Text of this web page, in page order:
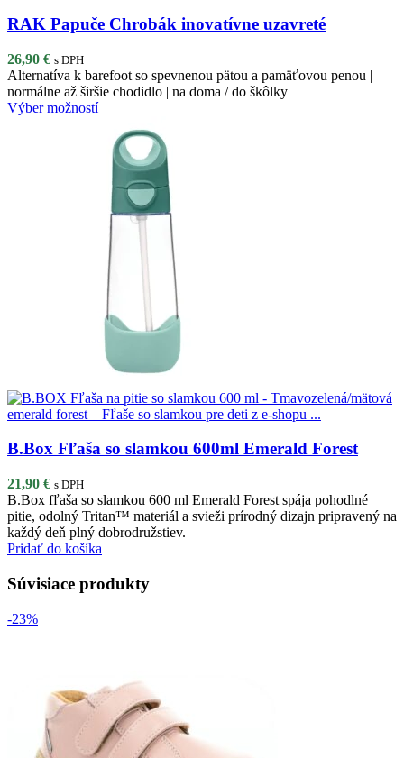
RAK Papuče Chrobák inovatívne uzavreté
26,90 € s DPH
Alternatíva k barefoot so spevnenou pätou a pamäťovou penou |
normálne až širšie chodidlo | na doma / do škôlky
Výber možností
B.Box Fľaša so slamkou 600ml Emerald Forest
21,90 € s DPH
B.Box fľaša so slamkou 600 ml Emerald Forest spája pohodlné
pitie, odolný Tritan™ materiál a svieži prírodný dizajn pripravený na
každý deň plný dobrodružstiev.
Pridať do košíka
Súvisiace produkty
-23%